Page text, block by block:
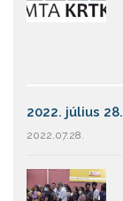
2022. július 28.
2022.07.28.